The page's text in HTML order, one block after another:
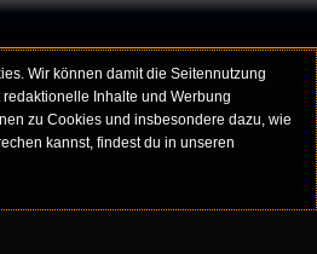
Wir können damit die Seitennutzung
Inhalte und Werbung
zu Cookies und insbesondere dazu, wie
kannst, findest du in unseren